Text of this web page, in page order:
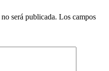
será publicada. Los campos